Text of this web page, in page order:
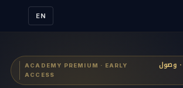
EN
· وصول
ACADEMY PREMIUM · EARLY
ACCESS